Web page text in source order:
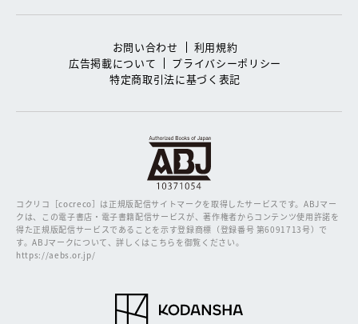
お問い合わせ
利用規約
広告掲載について
プライバシーポリシー
特定商取引法に基づく表記
コクリコ［cocreco］は正規版配信サイトマークを取得したサービスです。ABJマー
クは、この電子書店・電子書籍配信サービスが、著作権者からコンテンツ使用許諾を
得た正規版配信サービスであることを示す登録商標（登録番号 第6091713号）で
す。ABJマークについて、詳しくはこちらを御覧ください。
https://aebs.or.jp/